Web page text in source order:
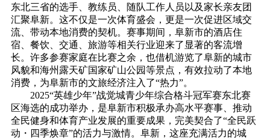
东北三省的选手、教练员、随队工作人员以及家长亲友团
汇聚阜新。这不仅是一次体育盛会，更是一次促进区域交
流、带动本地消费的契机。赛事期间，阜新市的酒店住
宿、餐饮、交通、旅游等相关行业迎来了显著的客流增
长。许多参赛家庭在比赛之余，也借机游览了阜新的城市
风貌和海州露天矿国家矿山公园等景点，有效拉动了本地
消费，为阜新市的文旅经济注入了“热力”。
2025“英雄少年”战觉城青少年综合格斗冠军赛东北赛
区海选的成功举办，是阜新市积极承办高水平赛事、推动
全民健身和体育产业发展的重要成果，完美契合了“全民跃
动・四季焕章”的活力与激情。阜新，这座充满活力的城